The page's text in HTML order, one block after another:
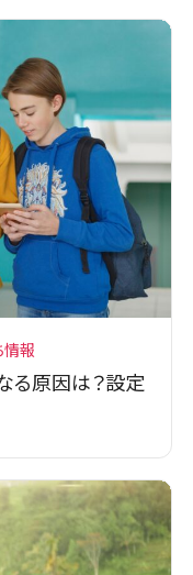
情報
る原因は？設定